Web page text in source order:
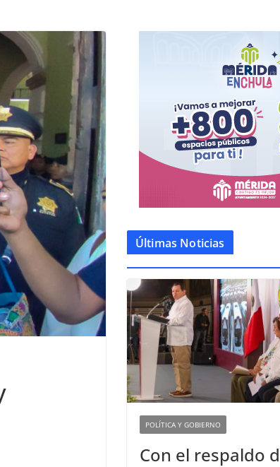
Últimas Noticias
POLÍTICA Y GOBIERNO
Con el respaldo